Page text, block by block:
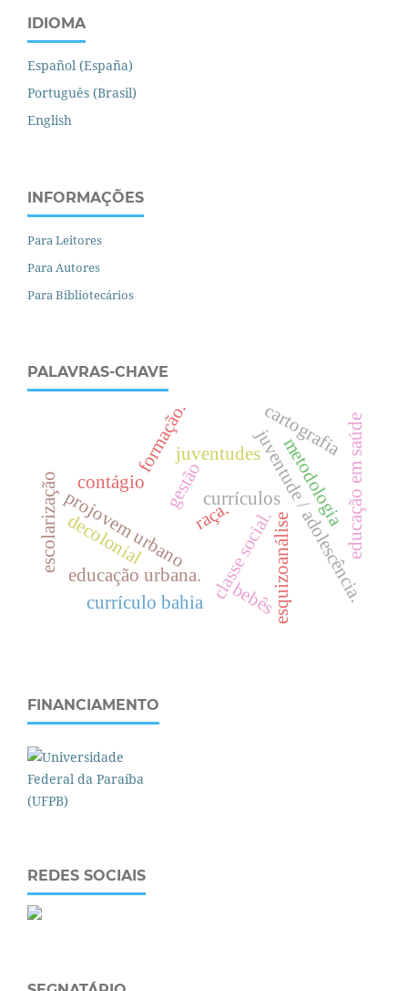
IDIOMA
Español (España)
Português (Brasil)
English
INFORMAÇÕES
Para Leitores
Para Autores
Para Bibliotecários
PALAVRAS-CHAVE
currículos
projovem urbano juventude / adolescência.
educação urbana. c
l
a
s
s
e
s
o
c
i
a
l
.
raça.
gestão
juventudes
escolarização esquizoanálise
formação.
decolonial
bebês
contágio
cartografia
currículo bahia
metodologiaeducação em saúde
FINANCIAMENTO
REDES SOCIAIS